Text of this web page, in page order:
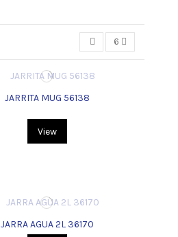
6
JARRITA MUG 56138
View
JARRA AGUA 2L 36170